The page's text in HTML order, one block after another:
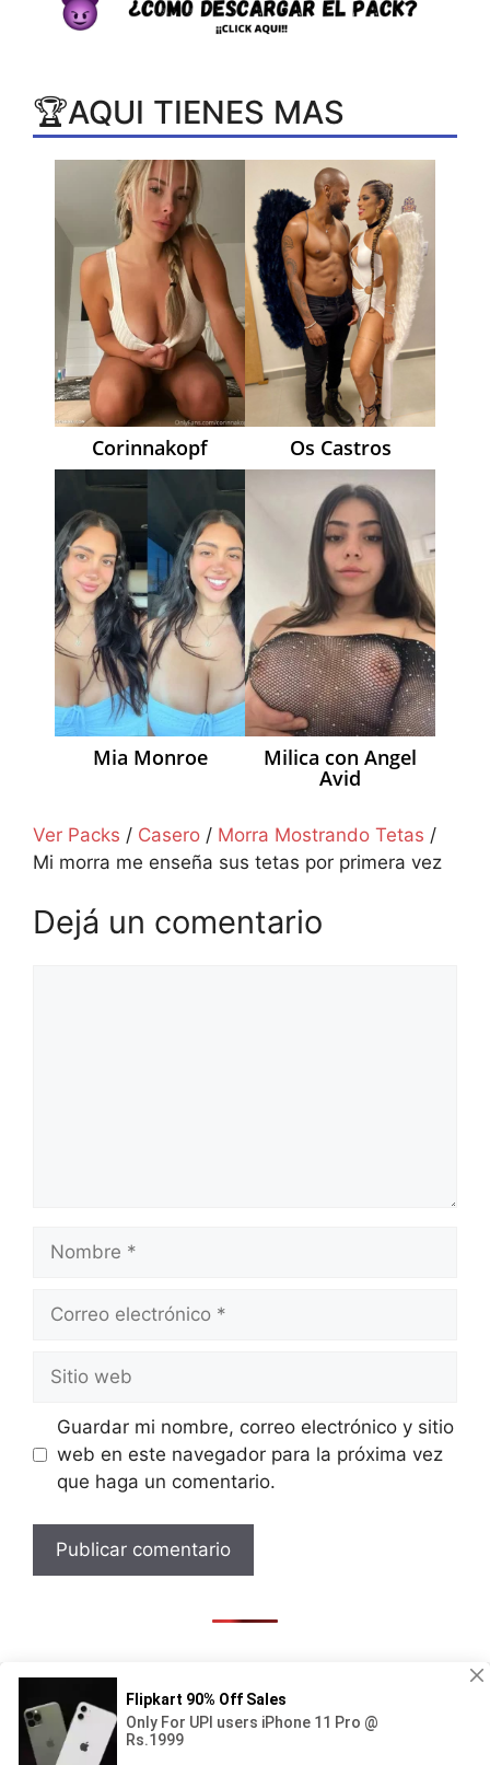
🏆AQUI TIENES MAS
Corinnakopf Os Castros
Mia Monroe Milica con Angel
Avid
Ver Packs / Casero / Morra Mostrando Tetas /
Mi morra me enseña sus tetas por primera vez
Dejá un comentario
Nombre
Correo
Sitio
web
Guardar mi nombre, correo electrónico y sitio
web en este navegador para la próxima vez
que haga un comentario.
© 2026 PacksOnly.org no almacena el contenido
mostrado en su servidor, enlaza el contenido a